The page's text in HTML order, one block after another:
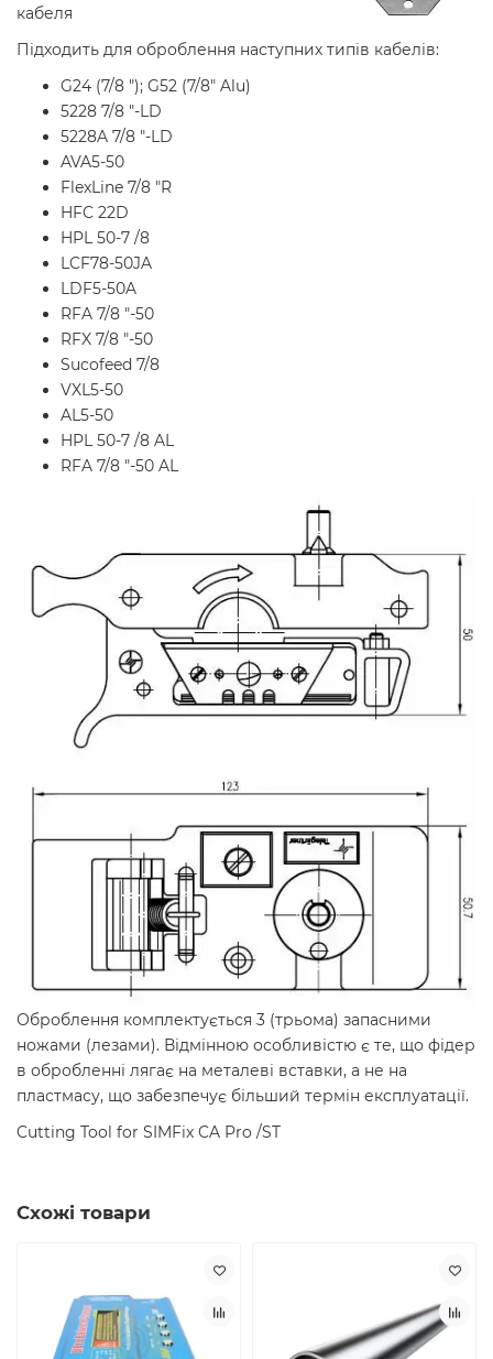
кабеля
Підходить для оброблення наступних типів кабелів:
G24 (7/8 "); G52 (7/8" Alu)
5228 7/8 "-LD
5228A 7/8 "-LD
AVA5-50
FlexLine 7/8 "R
HFC 22D
HPL 50-7 /8
LCF78-50JA
LDF5-50A
RFA 7/8 "-50
RFX 7/8 "-50
Sucofeed 7/8
VXL5-50
AL5-50
HPL 50-7 /8 AL
RFA 7/8 "-50 AL
Оброблення комплектується 3 (трьома) запасними
ножами (лезами). Відмінною особливістю є те, що фідер
в обробленні лягає на металеві вставки, а не на
пластмасу, що забезпечує більший термін експлуатації.
Cutting Tool for SIMFix CA Pro /ST
Схожі товари